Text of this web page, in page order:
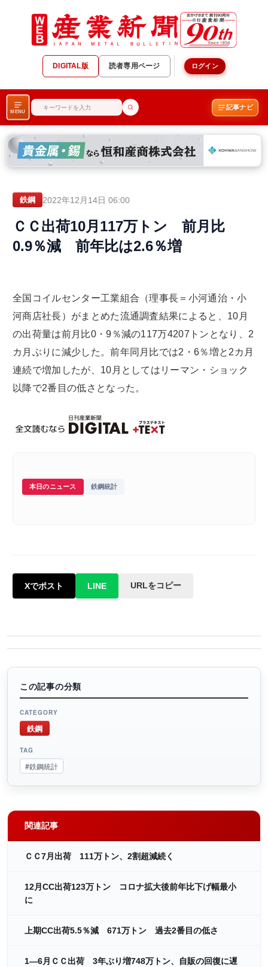
DIGITAL版 読者専用ページ ログイン
MENU
記事ナビ
鉄鋼 2022年12月14日 06:00
ＣＣ出荷10月117万トン 前月比
0.9％減 前年比は2.6％増
全国コイルセンター工業組合（理事長＝小河通治・小
河商店社長）がまとめた流通調査結果によると、10月
の出荷量は前月比0・9％減の117万4207トンとなり、2
カ月ぶりに減少した。前年同月比では2・6％増と2カ月
連続で増加したが、10月としてはリーマン・ショック
以降で2番目の低さとなった。
本日のニュース 鉄鋼統計
Xでポスト LINE URLをコピー
この記事の分類
CATEGORY
鉄鋼
TAG
#鉄鋼統計
関連記事
ＣＣ7月出荷 111万トン、2割超減続く
12月CC出荷123万トン コロナ拡大後前年比下げ幅最小
に
上期CC出荷5.5％減 671万トン 過去2番目の低さ
1―6月ＣＣ出荷 3年ぶり増748万トン、自販の回復に遅